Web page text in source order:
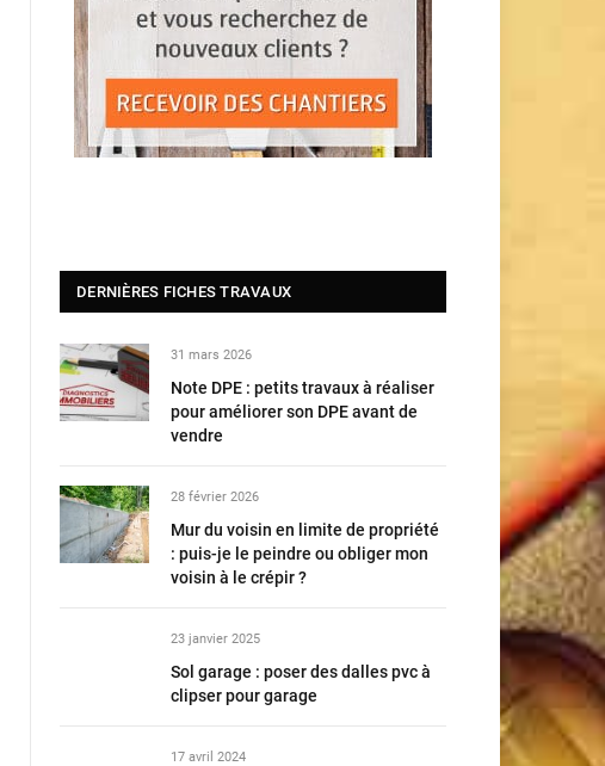
DERNIÈRES FICHES TRAVAUX
31 mars 2026
Note DPE : petits travaux à réaliser
pour améliorer son DPE avant de
vendre
28 février 2026
Mur du voisin en limite de propriété
: puis-je le peindre ou obliger mon
voisin à le crépir ?
23 janvier 2025
Sol garage : poser des dalles pvc à
clipser pour garage
17 avril 2024